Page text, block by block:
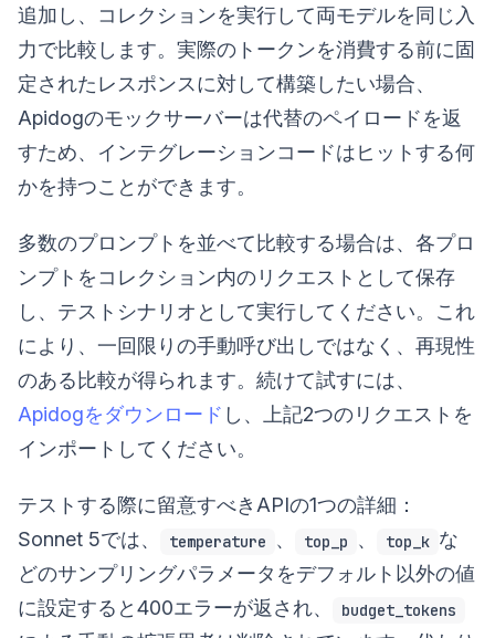
追加し、コレクションを実行して両モデルを同じ入
力で比較します。実際のトークンを消費する前に固
定されたレスポンスに対して構築したい場合、
Apidogのモックサーバーは代替のペイロードを返
すため、インテグレーションコードはヒットする何
かを持つことができます。
多数のプロンプトを並べて比較する場合は、各プロ
ンプトをコレクション内のリクエストとして保存
し、テストシナリオとして実行してください。これ
により、一回限りの手動呼び出しではなく、再現性
のある比較が得られます。続けて試すには、
Apidogをダウンロード し、上記2つのリクエストを
インポートしてください。
テストする際に留意すべきAPIの1つの詳細：
Sonnet 5では、
temperature 、 top_p 、 top_k な
どのサンプリングパラメータをデフォルト以外の値
に設定すると400エラーが返され、
budget_tokens